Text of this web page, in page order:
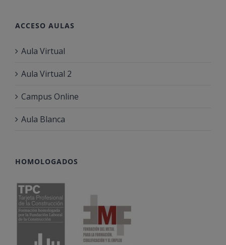
ACCESO AULAS
Aula Virtual
Aula Virtual 2
Campus Online
Aula Blanca
HOMOLOGADOS